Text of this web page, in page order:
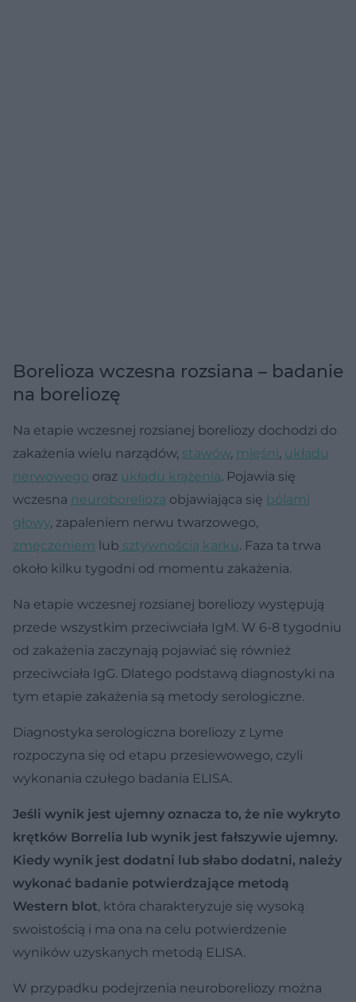
Borelioza wczesna rozsiana – badanie
na boreliozę
Na etapie wczesnej rozsianej boreliozy dochodzi do
zakażenia wielu narządów, stawów, mięśni, układu
nerwowego oraz układu krążenia. Pojawia się
wczesna neuroborelioza objawiająca się bólami
głowy, zapaleniem nerwu twarzowego,
zmęczeniem lub sztywnością karku. Faza ta trwa
około kilku tygodni od momentu zakażenia.
Na etapie wczesnej rozsianej boreliozy występują
przede wszystkim przeciwciała IgM. W 6-8 tygodniu
od zakażenia zaczynają pojawiać się również
przeciwciała IgG. Dlatego podstawą diagnostyki na
tym etapie zakażenia są metody serologiczne.
Diagnostyka serologiczna boreliozy z Lyme
rozpoczyna się od etapu przesiewowego, czyli
wykonania czułego badania ELISA.
Jeśli wynik jest ujemny oznacza to, że nie wykryto
krętków Borrelia lub wynik jest fałszywie ujemny.
Kiedy wynik jest dodatni lub słabo dodatni, należy
wykonać badanie potwierdzające metodą
Western blot, która charakteryzuje się wysoką
swoistością i ma ona na celu potwierdzenie
wyników uzyskanych metodą ELISA.
W przypadku podejrzenia neuroboreliozy można